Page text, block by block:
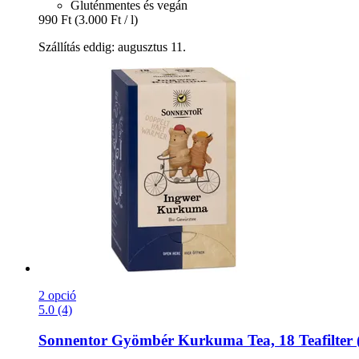
Gluténmentes és vegán
990 Ft (3.000 Ft / l)
Szállítás eddig: augusztus 11.
2 opció
5.0 (4)
Sonnentor Gyömbér Kurkuma Tea, 18 Teafilter